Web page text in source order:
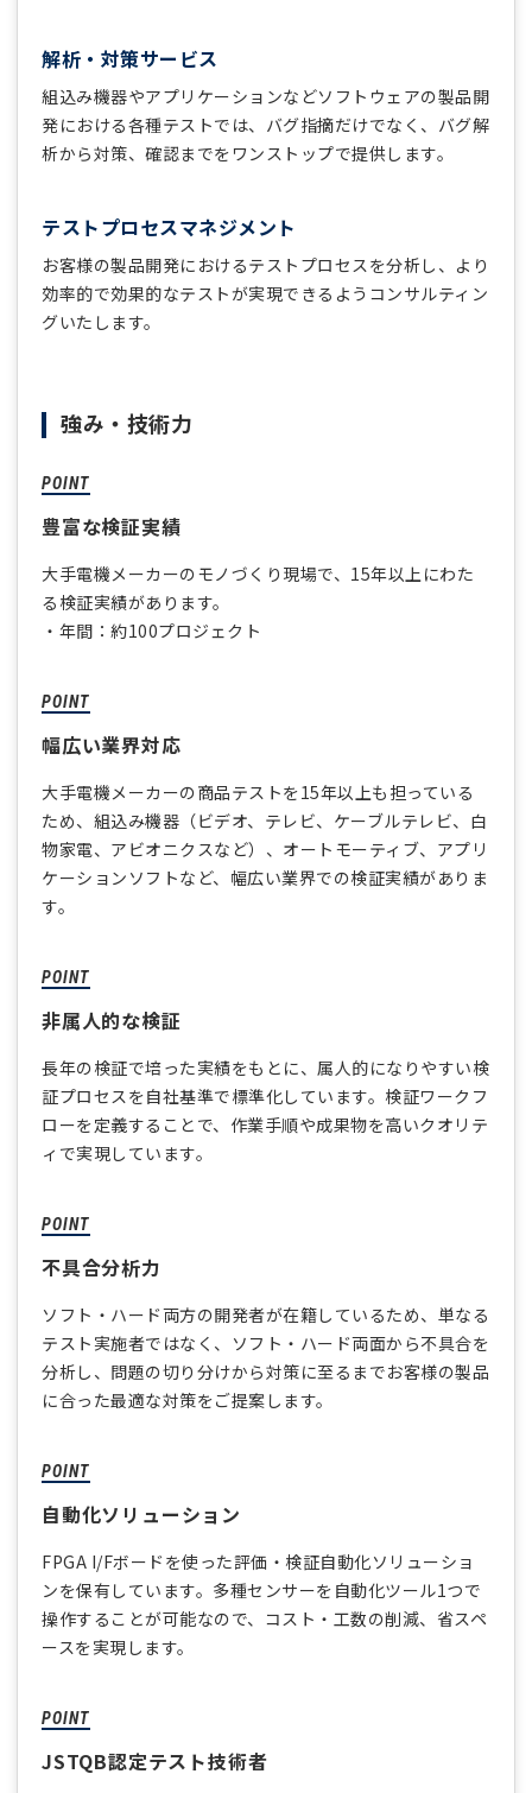
解析・対策サービス
組込み機器やアプリケーションなどソフトウェアの製品開
発における各種テストでは、バグ指摘だけでなく、バグ解
析から対策、確認までをワンストップで提供します。
テストプロセスマネジメント
お客様の製品開発におけるテストプロセスを分析し、より
効率的で効果的なテストが実現できるようコンサルティン
グいたします。
強み・技術力
豊富な検証実績
大手電機メーカーのモノづくり現場で、15年以上にわた
る検証実績があります。
・年間：約100プロジェクト
幅広い業界対応
大手電機メーカーの商品テストを15年以上も担っている
ため、組込み機器（ビデオ、テレビ、ケーブルテレビ、白
物家電、アビオニクスなど）、オートモーティブ、アプリ
ケーションソフトなど、幅広い業界での検証実績がありま
す。
非属人的な検証
長年の検証で培った実績をもとに、属人的になりやすい検
証プロセスを自社基準で標準化しています。検証ワークフ
ローを定義することで、作業手順や成果物を高いクオリテ
ィで実現しています。
不具合分析力
ソフト・ハード両方の開発者が在籍しているため、単なる
テスト実施者ではなく、ソフト・ハード両面から不具合を
分析し、問題の切り分けから対策に至るまでお客様の製品
に合った最適な対策をご提案します。
自動化ソリューション
FPGA I/Fボードを使った評価・検証自動化ソリューショ
ンを保有しています。多種センサーを自動化ツール1つで
操作することが可能なので、コスト・工数の削減、省スペ
ースを実現します。
JSTQB認定テスト技術者